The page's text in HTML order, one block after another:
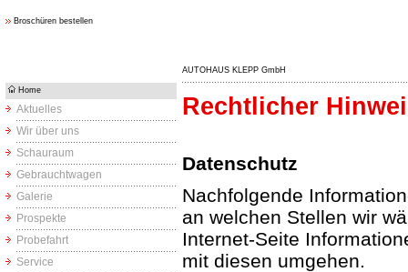
Broschüren bestellen
AUTOHAUS KLEPP GmbH
Home
Aktuelles
Wir über uns
Schauraum
Gebrauchtwagen
Galerie
Prospekte
Probefahrt
Service
Rechtlicher
Datenschutz
Nachfolgende
an welchen Stellen wir
Internet-Seite
mit diesen umgehen.